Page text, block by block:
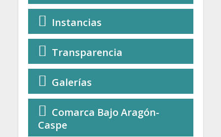
Instancias
Transparencia
Galerías
Comarca Bajo Aragón-
Caspe